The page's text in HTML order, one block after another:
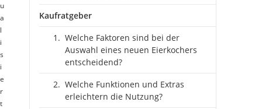
u
a
l
i
s
i
e
r
t
Kaufratgeber
Welche Faktoren sind bei der
Auswahl eines neuen Eierkochers
entscheidend?
Welche Funktionen und Extras
erleichtern die Nutzung?